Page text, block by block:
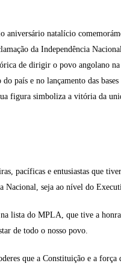
natalício
da Independência
de dirigir o povo angolano na
país e no lançamento das
figura simboliza a vitória da
pacíficas e entusiastas que
Nacional, seja ao nível do
lista do MPLA, que tive a honra
de todo o nosso povo.
que a Constituição e a força